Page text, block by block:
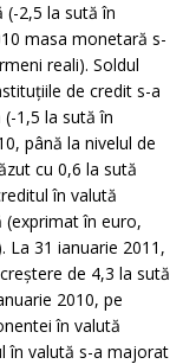
(-2,5 la sută în
masa monetară s-
reali). Soldul
de credit s-a
1,5 la sută în
până la nivelul de
cu 0,6 la sută
în valută
(exprimat în euro,
La 31 ianuarie 2011,
de 4,3 la sută
2010, pe
în valută
în valută s-a majorat